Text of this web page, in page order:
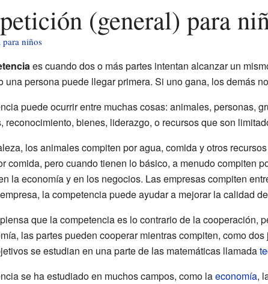
(general) para
niños
es cuando dos o más partes intentan alcanzar un
una persona puede llegar primera. Si uno gana, los demás
puede ocurrir entre muchas cosas: animales, personas,
reconocimiento, bienes, liderazgo, o recursos que son
los animales compiten por agua, comida y otros
comida, pero cuando tienen lo básico, a menudo compiten
la economía y en los negocios. Las empresas compiten
la competencia puede ayudar a mejorar la calidad
que la competencia es lo contrario de la cooperación,
las partes pueden cooperar mientras compiten, como
se estudian en una parte de las matemáticas llamada
se ha estudiado en muchos campos, como laeconomía,